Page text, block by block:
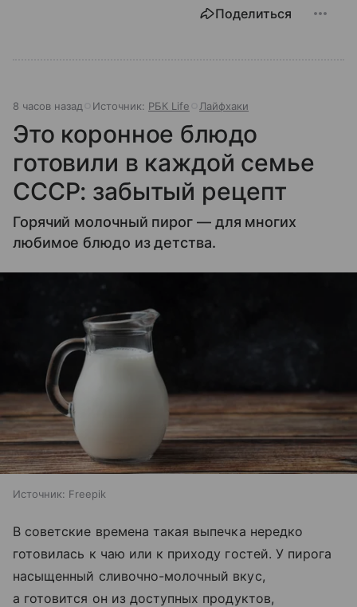
Поделиться
8 часов назад Источник: РБК Life Лайфхаки
Это коронное блюдо
готовили в каждой семье
СССР: забытый рецепт
Горячий молочный пирог — для многих
любимое блюдо из детства.
Источник: Freepik
В советские времена такая выпечка нередко
готовилась к чаю или к приходу гостей. У пирога
насыщенный сливочно-молочный вкус,
а готовится он из доступных продуктов,